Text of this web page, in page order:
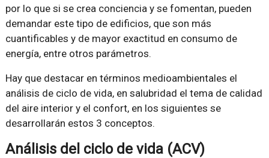
por lo que si se crea conciencia y se fomentan, pueden
demandar este tipo de edificios, que son más
cuantificables y de mayor exactitud en consumo de
energía, entre otros parámetros.
Hay que destacar en términos medioambientales el
análisis de ciclo de vida, en salubridad el tema de calidad
del aire interior y el confort, en los siguientes se
desarrollarán estos 3 conceptos.
Análisis del ciclo de vida (ACV)